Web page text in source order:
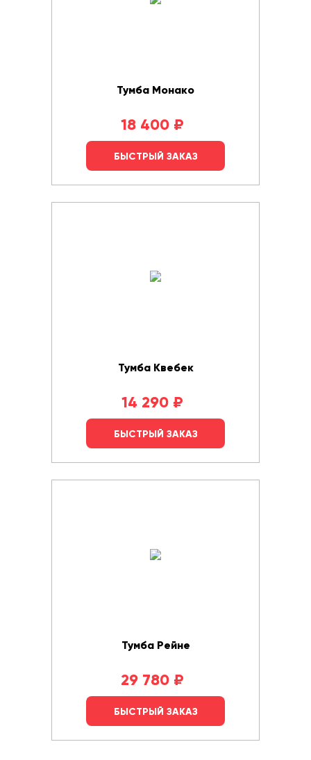
Тумба Монако
18 400 ₽
БЫСТРЫЙ ЗАКАЗ
Тумба Квебек
14 290 ₽
БЫСТРЫЙ ЗАКАЗ
Тумба Рейне
29 780 ₽
БЫСТРЫЙ ЗАКАЗ